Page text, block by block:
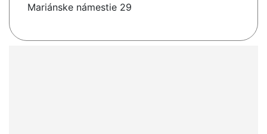
Mariánske námestie 29